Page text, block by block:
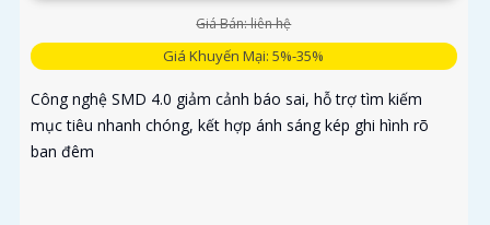
Giá Bán: liên hệ
Giá Khuyến Mại: 5%-35%
Công nghệ SMD 4.0 giảm cảnh báo sai, hỗ trợ tìm kiếm
mục tiêu nhanh chóng, kết hợp ánh sáng kép ghi hình rõ
ban đêm